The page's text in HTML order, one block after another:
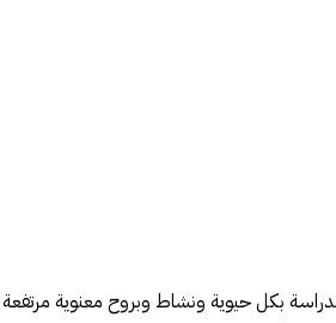
بكل حيوية ونشاط وبروح معنوية